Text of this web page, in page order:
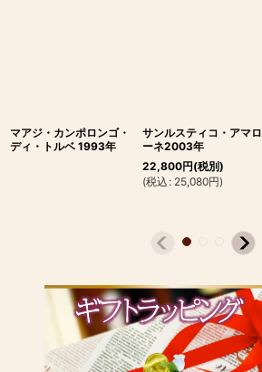
マアジ・カンポロンゴ・
ディ・トルベ 1993年
サンルスティコ・アマロ
ーネ2003年
22,800円(税別)
(税込 : 25,080円)